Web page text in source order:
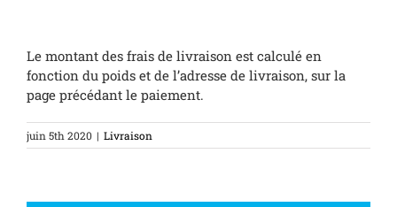
Le montant des frais de livraison est calculé en
fonction du poids et de l’adresse de livraison, sur la
page précédant le paiement.
juin 5th 2020 | Livraison